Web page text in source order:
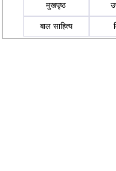
मुखपृष्ठ
बाल साहित्य